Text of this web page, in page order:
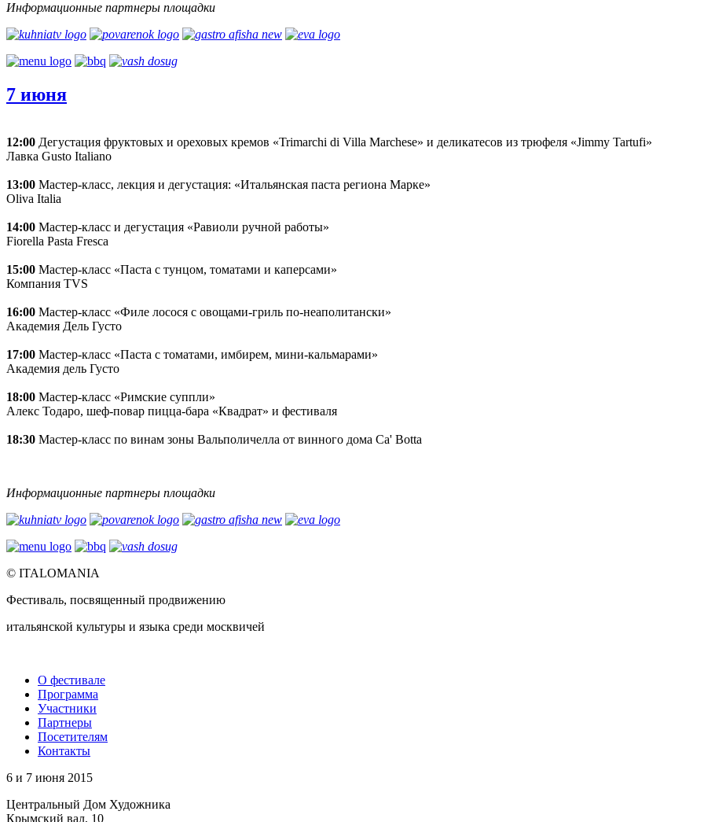
Информационные партнеры площадки
7 июня
12:00 Дегустация фруктовых и ореховых кремов «Trimarchi di Villa Marchese» и деликатесов из трюфеля «Jimmy Tartufi»
Лавка Gusto Italiano
13:00 Мастер-класс, лекция и дегустация: «Итальянская паста региона Марке»
Oliva Italia
14:00 Мастер-класс и дегустация «Равиоли ручной работы»
Fiorella Pasta Fresca
15:00 Мастер-класс «Паста с тунцом, томатами и каперсами»
Компания TVS
16:00 Мастер-класс «Филе лосося с овощами-гриль по-неаполитански»
Академия Дель Густо
17:00 Мастер-класс «Паста с томатами, имбирем, мини-кальмарами»
Академия дель Густо
18:00 Мастер-класс «Римские суппли»
Алекс Тодаро, шеф-повар пицца-бара «Квадрат» и фестиваля
18:30 Мастер-класс по винам зоны Вальполичелла от винного дома Ca' Botta
Информационные партнеры площадки
© ITALOMANIA
Фестиваль, посвященный продвижению
итальянской культуры и языка среди москвичей
О фестивале
Программа
Участники
Партнеры
Посетителям
Контакты
6 и 7 июня 2015
Центральный Дом Художника
Крымский вал, 10